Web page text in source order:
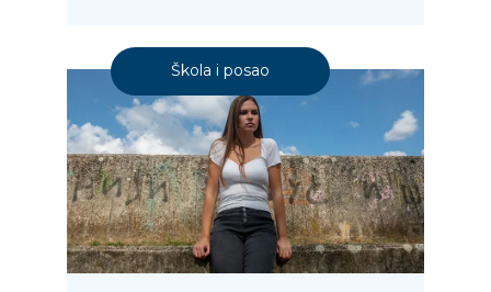
Škola i posao